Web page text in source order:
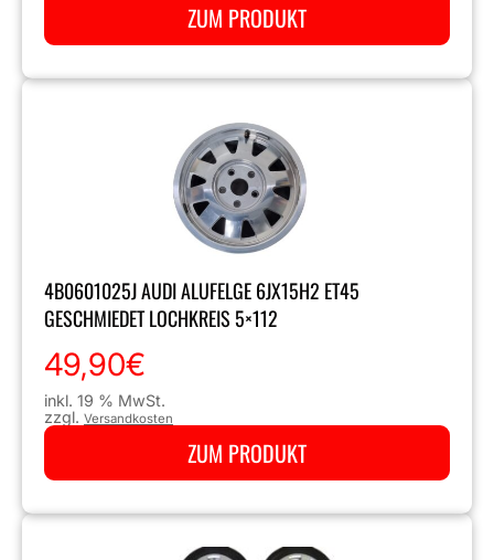
ZUM PRODUKT
4B0601025J AUDI ALUFELGE 6JX15H2 ET45
GESCHMIEDET LOCHKREIS 5×112
49,90€
inkl. 19 % MwSt.
zzgl. Versandkosten
ZUM PRODUKT